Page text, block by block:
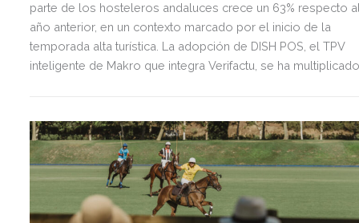
parte de los hosteleros andaluces crece un 63% respecto
año anterior, en un contexto marcado por el inicio de la
temporada alta turística. La adopción de DISH POS, el TPV
inteligente de Makro que integra Verifactu, se ha